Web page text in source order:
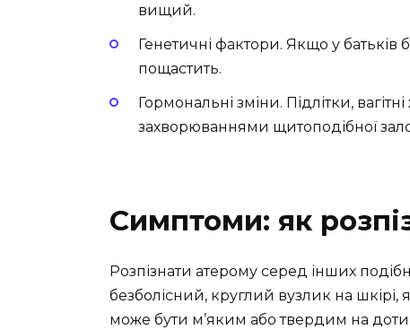
вищий.
Генетичні фактори. Якщо у
пощастить.
Гормональні зміни. Підлітки,
захворюваннями щитоподібної
Симптоми: як
Розпізнати атерому серед інших
безболісний, круглий вузлик на шкірі,
може бути м’яким або твердим на